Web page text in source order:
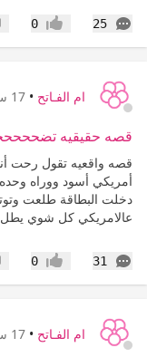
25
التعليقات إعجاب0
ام الفـاتح • 17 سنة
قصه حقيقيه
قصه واقعيه تقول رحت
أمريكي أسود ووراه
دخلت البطاقة طلعت
عالامريكي كل شوي يطل
31
التعليقات إعجاب0
ام الفـاتح • 17 سنة